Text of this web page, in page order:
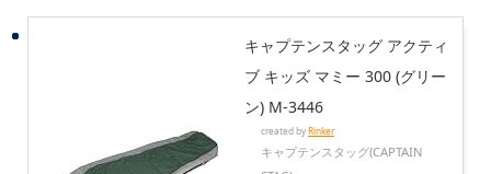
キャプテンスタッグ アクティ
ブ キッズ マミー 300 (グリー
ン) M-3446
created byRinker
キャプテンスタッグ(CAPTAIN